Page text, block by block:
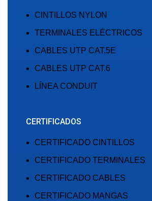
CINTILLOS NYLON
TERMINALES ELÉCTRICOS
CABLES UTP CAT.5E
CABLES UTP CAT.6
LÍNEA CONDUIT
CERTIFICADOS
CERTIFICADO CINTILLOS
CERTIFICADO TERMINALES
CERTIFICADO CABLES
CERTIFICADO MANGAS